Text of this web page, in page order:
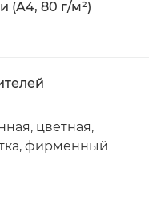
(A4, 80 г/м²)
цветная,
фирменный